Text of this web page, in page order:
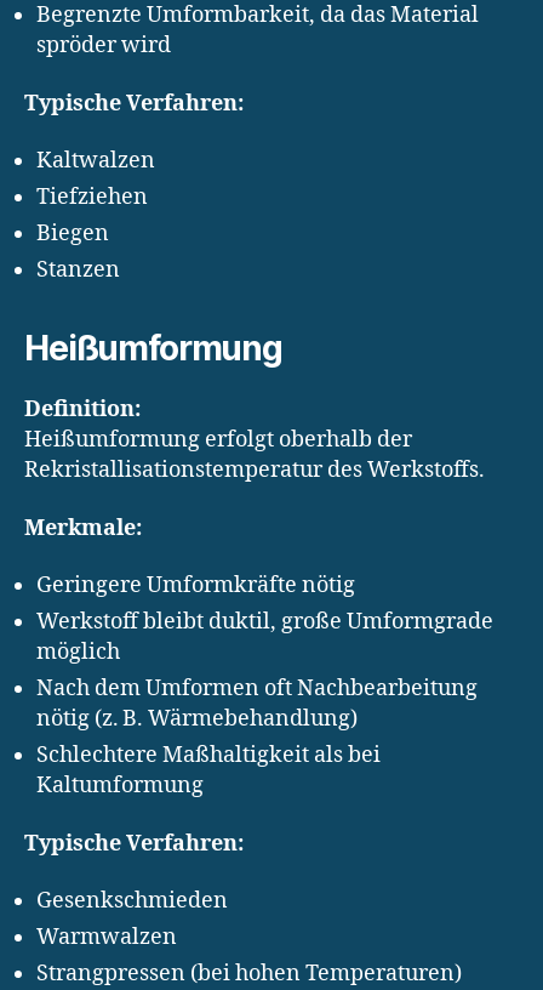
Begrenzte Umformbarkeit, da das Material
spröder wird
Typische Verfahren:
Kaltwalzen
Tiefziehen
Biegen
Stanzen
Heißumformung
Definition:
Heißumformung erfolgt oberhalb der
Rekristallisationstemperatur des Werkstoffs.
Merkmale:
Geringere Umformkräfte nötig
Werkstoff bleibt duktil, große Umformgrade
möglich
Nach dem Umformen oft Nachbearbeitung
nötig (z. B. Wärmebehandlung)
Schlechtere Maßhaltigkeit als bei
Kaltumformung
Typische Verfahren:
Gesenkschmieden
Warmwalzen
Strangpressen (bei hohen Temperaturen)